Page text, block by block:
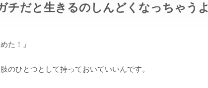
チだと生きるのしんどくなっちゃうよ
た！』
のひとつとして持っておいていいんです。